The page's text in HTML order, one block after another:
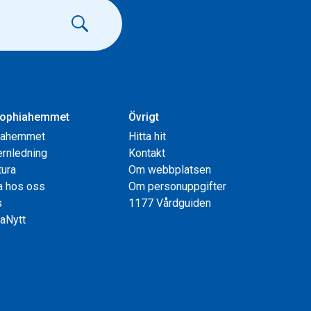
hos oss
Övrigt
Hitta hit
Kontakt
Om webbplatsen
Om personuppgifter
1177 Vårdguiden